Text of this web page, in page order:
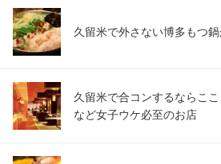
久留米で外さない博多もつ
久留米で合コンするならこ
など女子ウケ必至のお店